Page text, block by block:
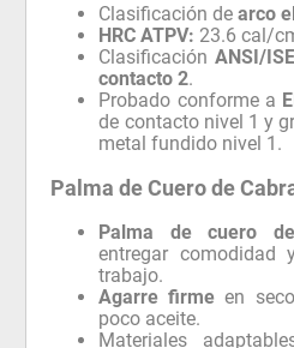
Clasificación dearco
HRC ATPV: 23.6 cal/
ClasificaciónANSI/
contacto 2.
Probado conforme a
de contacto nivel 1 y
metal fundido nivel 1.
Palma de Cuero de
Palma de cuero
entregar comodidad
trabajo.
Agarre firme en
poco aceite.
Materiales